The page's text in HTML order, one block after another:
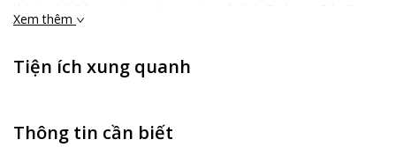
700m, Vườn hoa Đà Lạt 1km. Sân bay Liên Khương cách đó 30
quan những điểm du lich nổi tiếng ở khu nghỉ dưỡng tuyệt vời
Hung Vuong Hotelcó kiến trúc độc đáo, mang phong cách
Xem thêm
Tiện ích xung quanh
Thông tin cần biết